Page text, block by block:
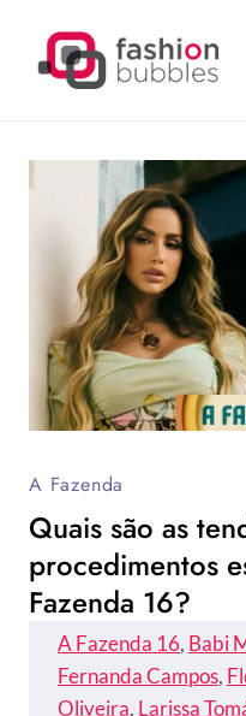
A Fazenda
Quais são as
procedimentos
Fazenda 16?
A Fazenda 16, Babi
Fernanda Campos,
Oliveira, Larissa